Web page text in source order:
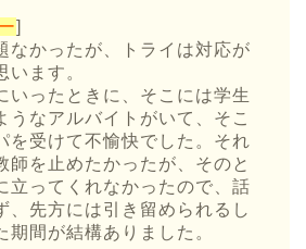
]
なかったが、トライは対応が
います。
いったときに、そこには学生
うなアルバイトがいて、そこ
を受けて不愉快でした。それ
師を止めたかったが、そのと
立ってくれなかったので、話
、先方には引き留められるし
期間が結構ありました。